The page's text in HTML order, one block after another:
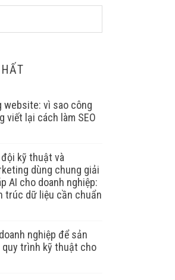
website: vì sao công
viết lại cách làm SEO
đội kỹ thuật và
dùng chung giải
AI cho doanh nghiệp:
trúc dữ liệu cần chuẩn
nghiệp để sản
trình kỹ thuật cho